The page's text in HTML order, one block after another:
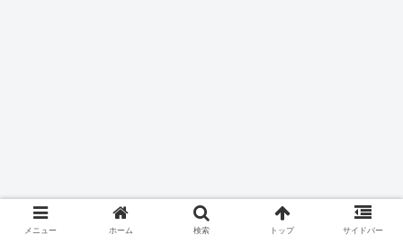
メニュー ホーム 検索 トップ サイドバー